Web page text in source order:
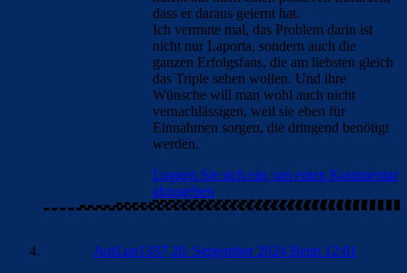
dass er daraus gelernt hat.
Ich vermute mal, das Problem darin ist
nicht nur Laporta, sondern auch die
ganzen Erfolgsfans, die am liebsten gleich
das Triple sehen wollen. Und ihre
Wünsche will man wohl auch nicht
vernachlässigen, weil sie eben für
Einnahmen sorgen, die dringend benötigt
werden.
Loggen Sie sich ein, um einen Kommentar
abzugeben
JustLup1337 20. September 2024 Beim 12:01